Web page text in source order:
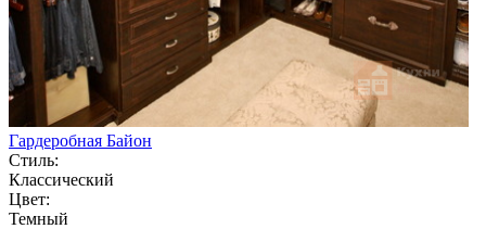
Гардеробная Байон
Стиль:
Классический
Цвет:
Темный